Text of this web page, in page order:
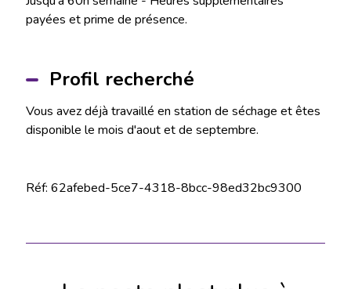
payées et prime de présence.
Profil recherché
Vous avez déjà travaillé en station de séchage et êtes
disponible le mois d'aout et de septembre.
Réf: 62afebed-5ce7-4318-8bcc-98ed32bc9300